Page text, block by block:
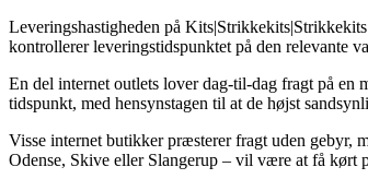
Leveringshastigheden på
kontrollerer leveringstidspunktet på den relevante
En del internet outlets lover dag-til-dag fragt på en
tidspunkt, med hensynstagen til at de højst
Visse internet butikker præsterer fragt uden gebyr,
Odense, Skive eller Slangerup – vil være at få kørt